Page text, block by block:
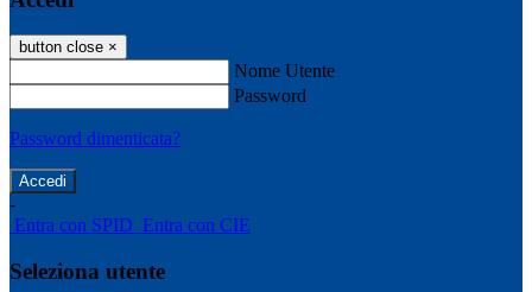
button close ×
Nome Utente
Password
Password dimenticata?
-
Entra con SPID Entra con CIE
Seleziona utente